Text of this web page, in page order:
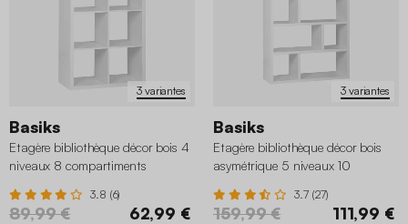
3 variantes
Basiks
Etagère bibliothèque décor bois 4
niveaux 8 compartiments
3.8 (6)
89,99 € 62,99 €
3 variantes
Basiks
Etagère bibliothèque décor bois
asymétrique 5 niveaux 10
3.7 (27)
159,99 € 111,99 €